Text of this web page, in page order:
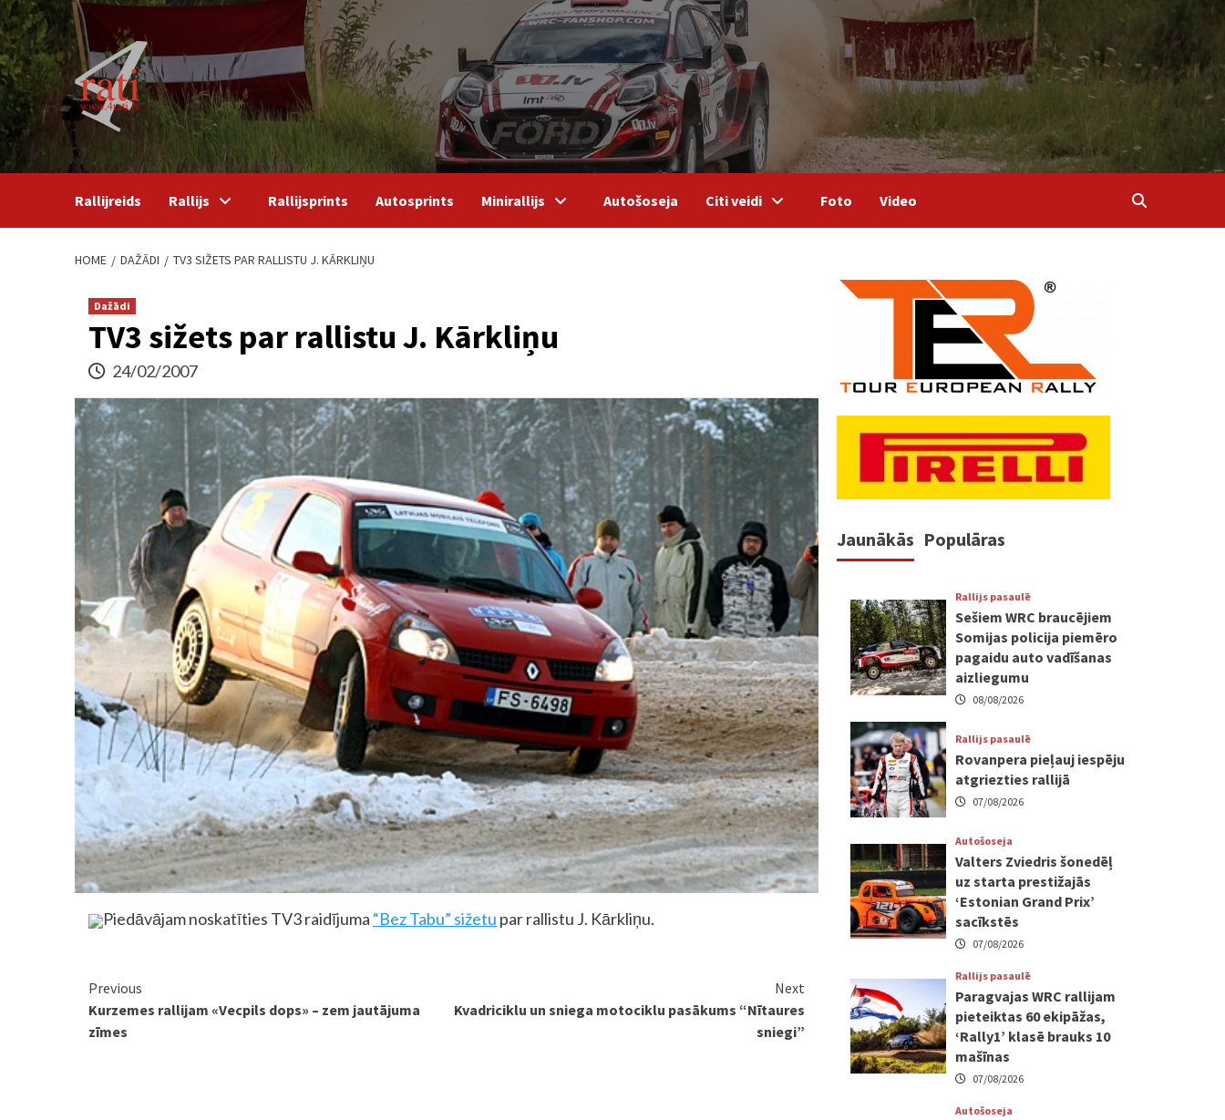
Skip
to
content
Rallijreids Rallijs Rallijsprints Autosprints Minirallijs Autošoseja Citi veidi Foto Video
HOME DAŽĀDI TV3 SIŽETS PAR RALLISTU J. KĀRKLIŅU
Dažādi
TV3 sižets par rallistu J. Kārkliņu
24/02/2007
Piedāvājam noskatīties TV3 raidījuma “Bez Tabu” sižetu par rallistu J. Kārkliņu.
Continue
Reading
Previous
Kurzemes rallijam «Vecpils dops» – zem jautājuma
zīmes
Next
Kvadriciklu un sniega motociklu pasākums “Nītaures
sniegi”
Jaunākās Populāras
Rallijs pasaulē
Sešiem WRC braucējiem
Somijas policija piemēro
pagaidu auto vadīšanas
aizliegumu
08/08/2026
Rallijs pasaulē
Rovanpera pieļauj iespēju
atgriezties rallijā
07/08/2026
Autošoseja
Valters Zviedris šonedēļ
uz starta prestižajās
‘Estonian Grand Prix’
sacīkstēs
07/08/2026
Rallijs pasaulē
Paragvajas WRC rallijam
pieteiktas 60 ekipāžas,
‘Rally1’ klasē brauks 10
mašīnas
07/08/2026
Autošoseja